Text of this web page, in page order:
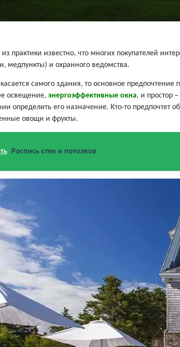
из практики известно, что многих покупателей
медпункты) и охранного ведомства.
самого здания, то основное
освещение, энергоэффективные окна, и простор
определить его назначение. Кто-то предпочтет
овощи и фрукты.
Роспись стен и потолков